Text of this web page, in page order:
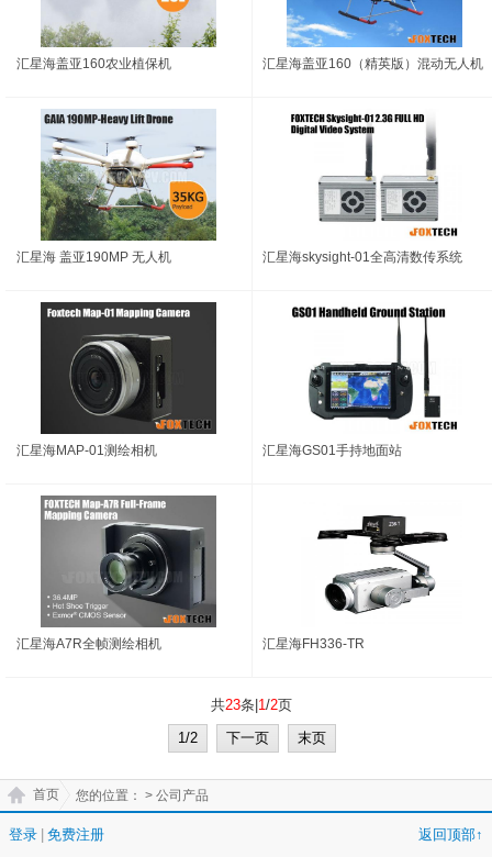
汇星海盖亚160农业植保机 汇星海盖亚160（精英版）混动无人机
汇星海 盖亚190MP 无人机 汇星海skysight-01全高清数传系统
汇星海MAP-01测绘相机 汇星海GS01手持地面站
汇星海A7R全帧测绘相机 汇星海FH336-TR
共23条| 1/2页
1/2
下一页 末页
您的位置：
首页 > 公司产品
登录 免费注册 返回顶部↑